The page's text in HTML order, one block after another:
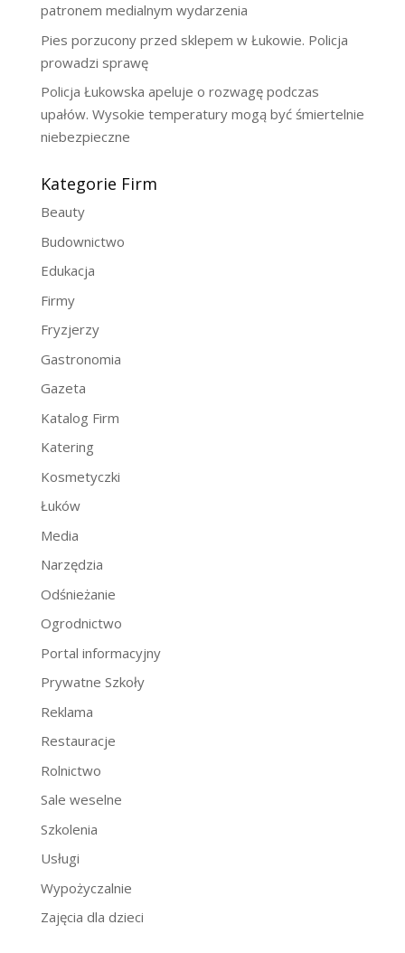
patronem medialnym wydarzenia
Pies porzucony przed sklepem w Łukowie. Policja
prowadzi sprawę
Policja Łukowska apeluje o rozwagę podczas
upałów. Wysokie temperatury mogą być śmiertelnie
niebezpieczne
Kategorie Firm
Beauty
Budownictwo
Edukacja
Firmy
Fryzjerzy
Gastronomia
Gazeta
Katalog Firm
Katering
Kosmetyczki
Łuków
Media
Narzędzia
Odśnieżanie
Ogrodnictwo
Portal informacyjny
Prywatne Szkoły
Reklama
Restauracje
Rolnictwo
Sale weselne
Szkolenia
Usługi
Wypożyczalnie
Zajęcia dla dzieci